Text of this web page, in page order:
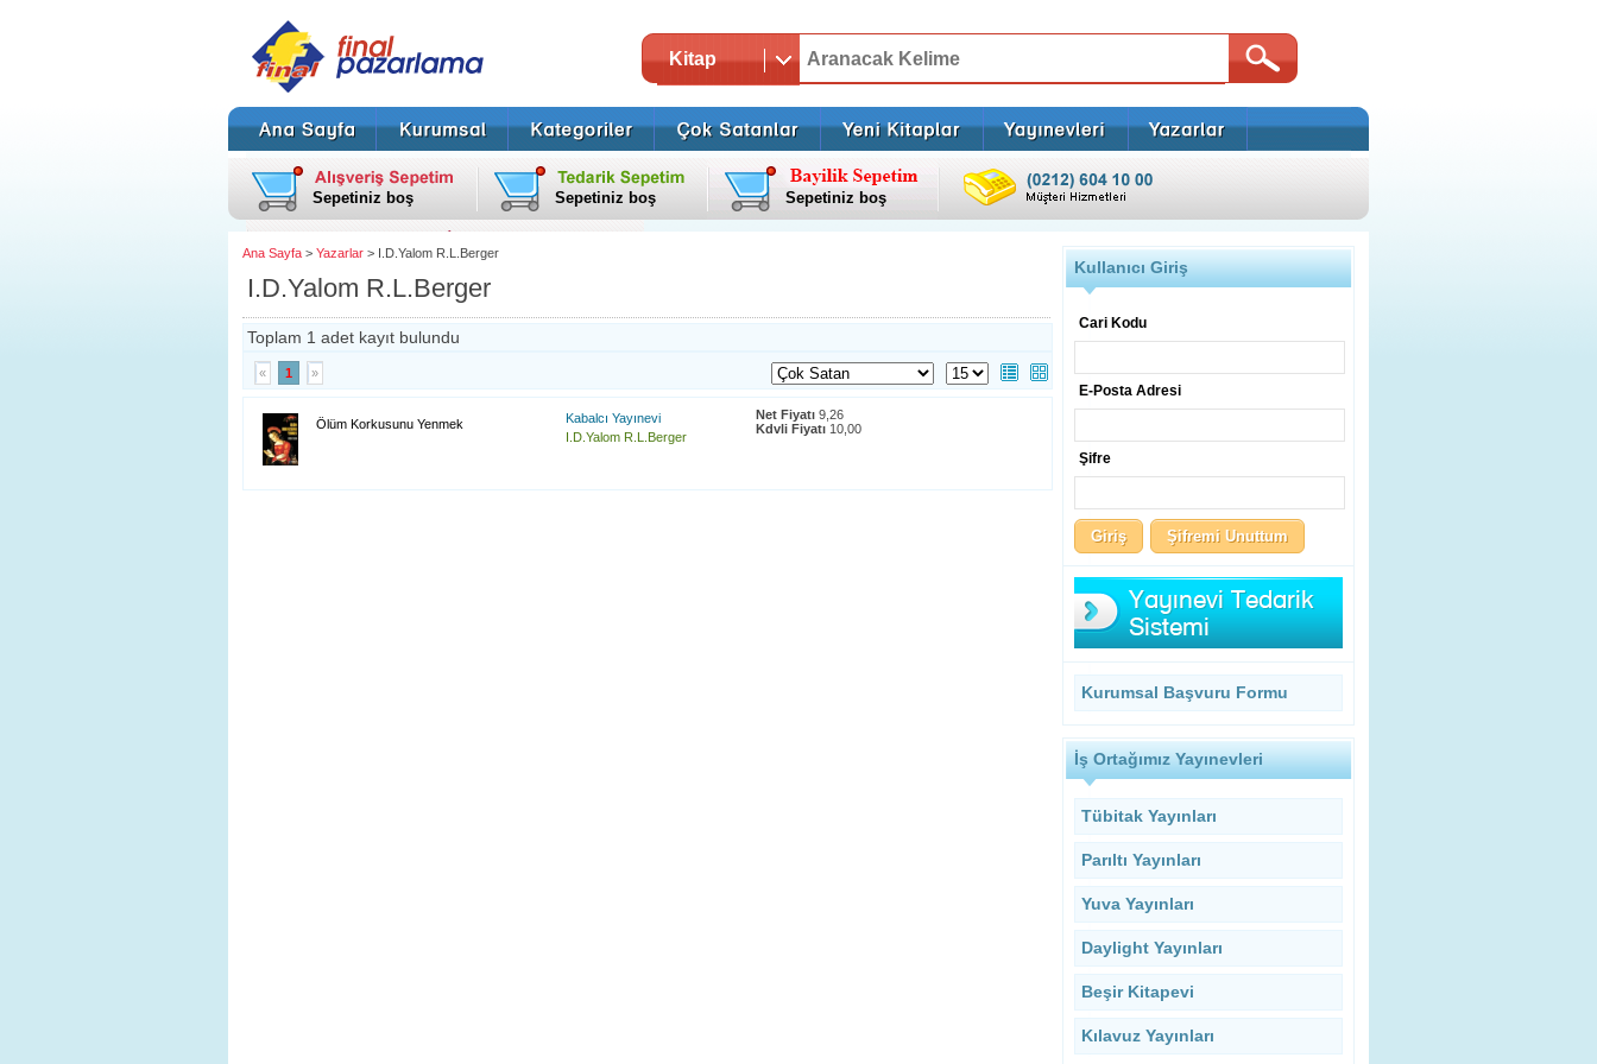
Kitap
Sepetiniz boş Sepetiniz boş Sepetiniz boş
Ana Sayfa > Yazarlar > I.D.Yalom R.L.Berger
I.D.Yalom R.L.Berger
Toplam 1 adet kayıt bulundu
« 1 »
Ölüm Korkusunu Yenmek
Kabalcı Yayınevi
I.D.Yalom R.L.Berger
Net Fiyatı 9,26
Kdvli Fiyatı 10,00
Kullanıcı Giriş
Cari Kodu
E-Posta Adresi
Şifre
Şifremi Unuttum
Kurumsal Başvuru Formu
İş Ortağımız Yayınevleri
Tübitak Yayınları
Parıltı Yayınları
Yuva Yayınları
Daylight Yayınları
Beşir Kitapevi
Kılavuz Yayınları